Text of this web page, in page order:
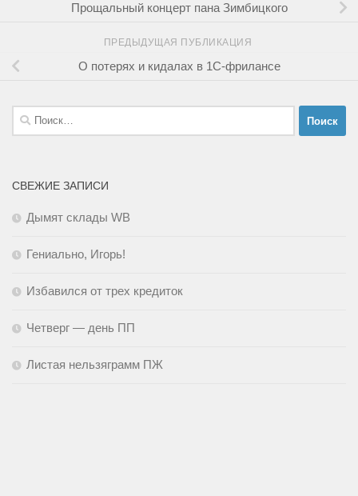
Прощальный концерт пана Зимбицкого
ПРЕДЫДУЩАЯ ПУБЛИКАЦИЯ
О потерях и кидалах в 1С-фрилансе
Найти:
СВЕЖИЕ ЗАПИСИ
Дымят склады WB
Гениально, Игорь!
Избавился от трех кредиток
Четверг — день ПП
Листая нельзяграмм ПЖ